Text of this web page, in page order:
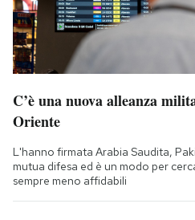
C’è una nuova alleanza
Oriente
L'hanno firmata Arabia Saudita,
mutua difesa ed è un modo per
sempre meno affidabili